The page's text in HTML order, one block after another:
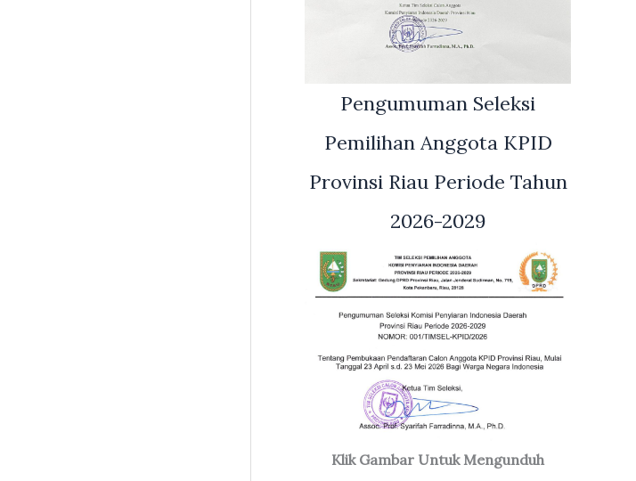
Pengumuman Seleksi
Pemilihan Anggota KPID
Provinsi Riau Periode Tahun
2026-2029
Klik Gambar Untuk Mengunduh